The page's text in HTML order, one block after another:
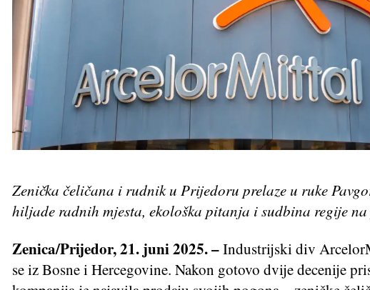
Zenička čeličana i rudnik u Prijedoru prelaze u ruke
hiljade radnih mjesta, ekološka pitanja i sudbina regije
Zenica/Prijedor, 21. juni 2025. –Industrijski div
se iz Bosne i Hercegovine. Nakon gotovo dvije decenije